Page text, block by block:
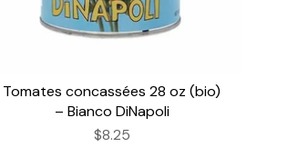
Tomates concassées 28 oz (bio)
– Bianco DiNapoli
$8.25